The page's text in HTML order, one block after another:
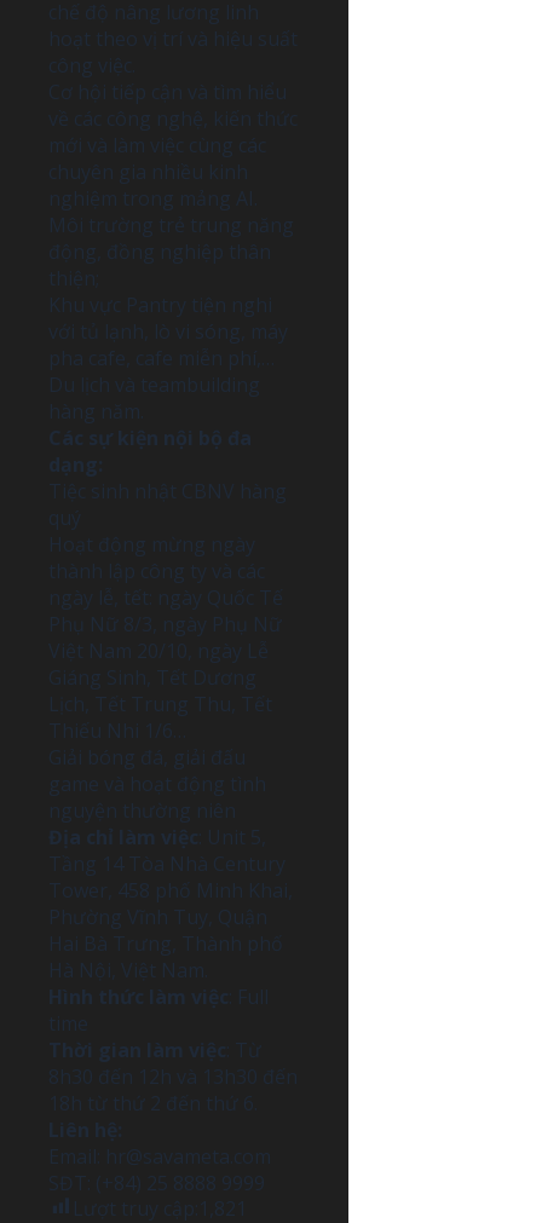
chế độ nâng lương linh
hoạt theo vị trí và hiệu suất
công việc.
Cơ hội tiếp cận và tìm hiểu
về các công nghệ, kiến thức
mới và làm việc cùng các
chuyên gia nhiều kinh
nghiệm trong mảng AI.
Môi trường trẻ trung năng
động, đồng nghiệp thân
thiện;
Khu vực Pantry tiện nghi
với tủ lạnh, lò vi sóng, máy
pha cafe, cafe miễn phí,…
Du lịch và teambuilding
hàng năm.
Các sự kiện nội bộ đa
dạng:
Tiệc sinh nhật CBNV hàng
quý
Hoạt động mừng ngày
thành lập công ty và các
ngày lễ, tết: ngày Quốc Tế
Phụ Nữ 8/3, ngày Phụ Nữ
Việt Nam 20/10, ngày Lễ
Giáng Sinh, Tết Dương
Lịch, Tết Trung Thu, Tết
Thiếu Nhi 1/6…
Giải bóng đá, giải đấu
game và hoạt động tình
nguyện thường niên
Địa chỉ làm việc : Unit 5,
Tầng 14 Tòa Nhà Century
Tower, 458 phố Minh Khai,
Phường Vĩnh Tuy, Quận
Hai Bà Trưng, Thành phố
Hà Nội, Việt Nam.
Hình thức làm việc : Full
time
Thời gian làm việc : Từ
8h30 đến 12h và 13h30 đến
18h từ thứ 2 đến thứ 6.
Liên hệ:
Email: hr@savameta.com
SĐT: (+84) 25 8888 9999
Lượt truy cập: 1,821